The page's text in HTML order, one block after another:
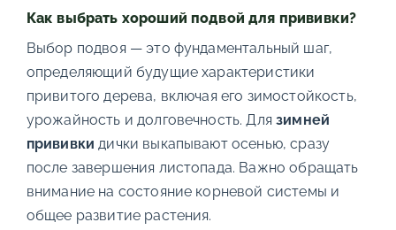
Как выбрать хороший подвой для прививки?
Выбор подвоя — это фундаментальный шаг,
определяющий будущие характеристики
привитого дерева, включая его зимостойкость,
урожайность и долговечность. Длязимней
прививки дички выкапывают осенью, сразу
после завершения листопада. Важно обращать
внимание на состояние корневой системы и
общее развитие растения.